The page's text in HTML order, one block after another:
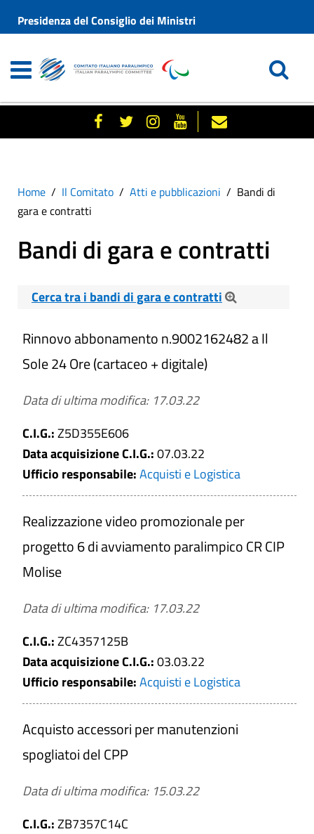
Presidenza del Consiglio dei Ministri
Home Il Comitato Atti e pubblicazioni
Bandi di
gara e contratti
Bandi di gara e contratti
Cerca tra i bandi di gara e contratti
Cerca tra i Bandi di gara e contratti
Titolo
Numero
C.I.G.
Tipologia di affidamento
Affidamento servizi e forniture
Affidamento servizi e forniture settori
speciali
Soglia
Affidamento sotto soglia
Affidamento sopra soglia
Periodo di validità del Bando
Da
a
Rinnovo abbonamento n.9002162482 a Il
Sole 24 Ore (cartaceo + digitale)
Data di ultima modifica: 17.03.22
C.I.G.:Z5D355E606
Data acquisizione C.I.G.:07.03.22
Ufficio responsabile:Acquisti e Logistica
Realizzazione video promozionale per
progetto 6 di avviamento paralimpico CR CIP
Molise
Data di ultima modifica: 17.03.22
C.I.G.:ZC4357125B
Data acquisizione C.I.G.:03.03.22
Ufficio responsabile:Acquisti e Logistica
Acquisto accessori per manutenzioni
spogliatoi del CPP
Data di ultima modifica: 15.03.22
C.I.G.:ZB7357C14C